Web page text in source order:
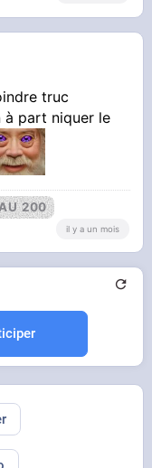
truc
à part niquer le
200
il y a un mois